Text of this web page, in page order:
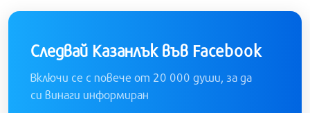
Следвай Казанлък във Facebook
Включи се с повече от 20 000 души, за да
си винаги информиран